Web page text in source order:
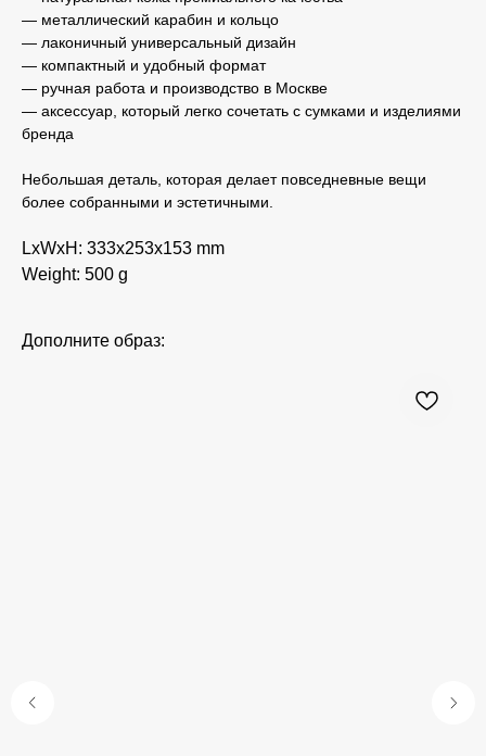
— металлический карабин и кольцо
— лаконичный универсальный дизайн
— компактный и удобный формат
— ручная работа и производство в Москве
— аксессуар, который легко сочетать с сумками и изделиями
бренда
Небольшая деталь, которая делает повседневные вещи
более собранными и эстетичными.
LxWxH: 333x253x153 mm
Weight: 500 g
Дополните образ: